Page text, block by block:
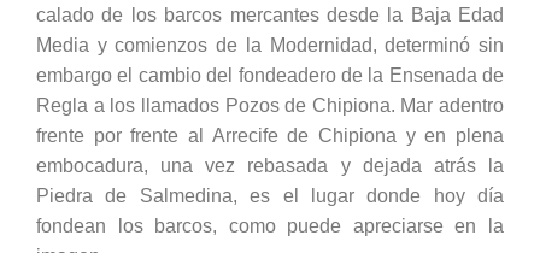
calado de los barcos mercantes desde la Baja Edad
Media y comienzos de la Modernidad, determinó sin
embargo el cambio del fondeadero de la Ensenada de
Regla a los llamados Pozos de Chipiona. Mar adentro
frente por frente al Arrecife de Chipiona y en plena
embocadura, una vez rebasada y dejada atrás la
Piedra de Salmedina, es el lugar donde hoy día
fondean los barcos, como puede apreciarse en la